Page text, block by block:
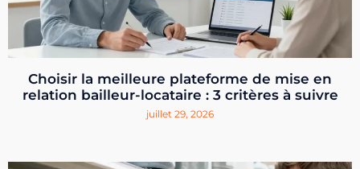
Choisir la meilleure plateforme de mise en
relation bailleur-locataire : 3 critères à suivre
juillet 29, 2026